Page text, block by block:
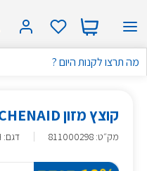
קוצץ מזון KITCHENAID
מק״ט:
811000298 דגם: 5KFC3515EWH